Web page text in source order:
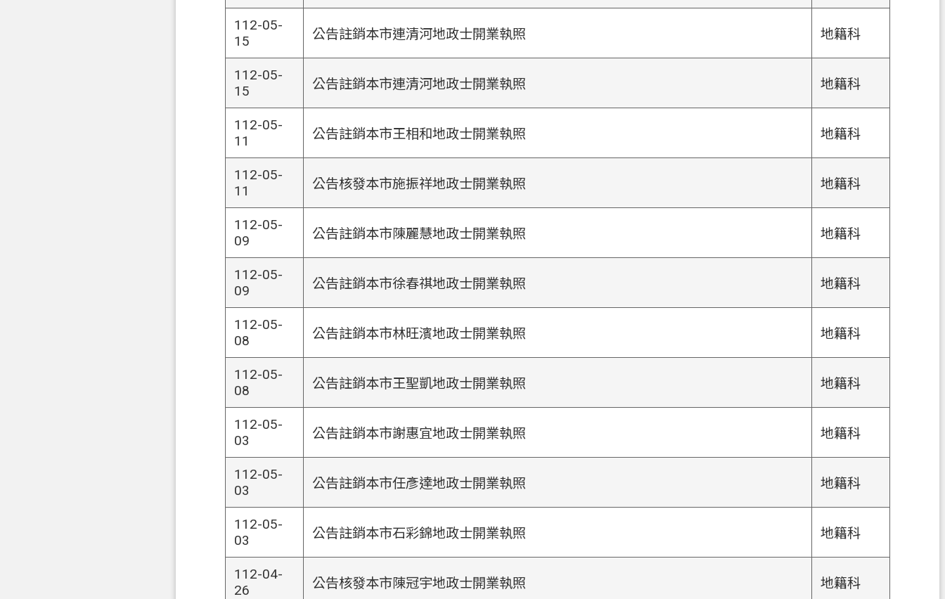
112-05-
15
公告註銷本市連清河地政士開業執照 地籍科
112-05-
15
公告註銷本市連清河地政士開業執照 地籍科
112-05-
11
公告註銷本市王相和地政士開業執照 地籍科
112-05-
11
公告核發本市施振祥地政士開業執照 地籍科
112-05-
09
公告註銷本市陳麗慧地政士開業執照 地籍科
112-05-
09
公告註銷本市徐春祺地政士開業執照 地籍科
112-05-
08
公告註銷本市林旺濱地政士開業執照 地籍科
112-05-
08
公告註銷本市王聖凱地政士開業執照 地籍科
112-05-
03
公告註銷本市謝惠宜地政士開業執照 地籍科
112-05-
03
公告註銷本市任彥達地政士開業執照 地籍科
112-05-
03
公告註銷本市石彩錦地政士開業執照 地籍科
112-04-
26
公告核發本市陳冠宇地政士開業執照 地籍科